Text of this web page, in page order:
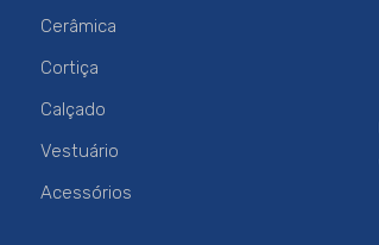
Cerâmica
Cortiça
Calçado
Vestuário
Acessórios